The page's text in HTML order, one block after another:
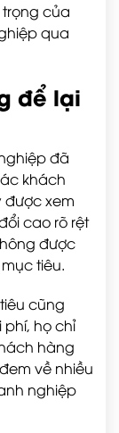
của
qua
để lại
đã
khách
được xem
cao rõ rệt
được
tiêu.
cũng
họ chỉ
hàng
về nhiều
nghiệp